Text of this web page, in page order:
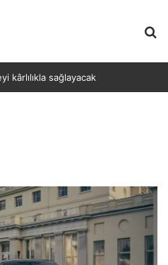
kârlılıkla sağlayacak